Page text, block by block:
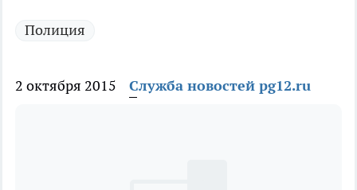
Полиция
2 октября 2015 Служба новостей pg12.ru